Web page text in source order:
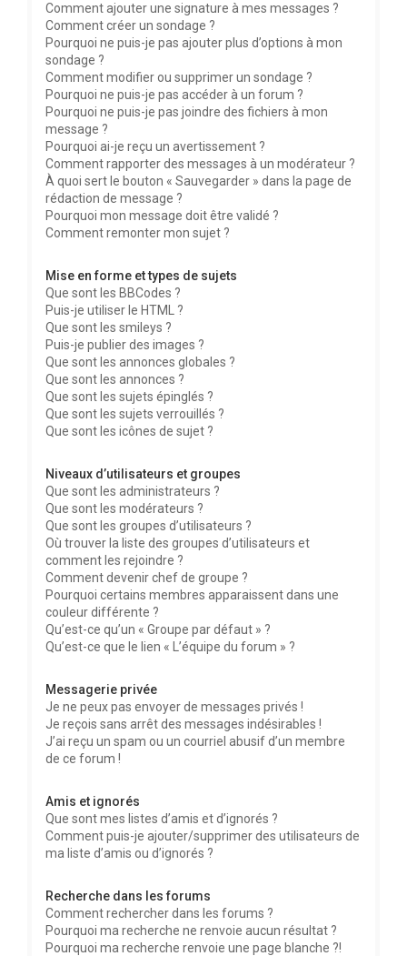
Comment ajouter une signature à mes messages ?
Comment créer un sondage ?
Pourquoi ne puis-je pas ajouter plus d’options à mon
sondage ?
Comment modifier ou supprimer un sondage ?
Pourquoi ne puis-je pas accéder à un forum ?
Pourquoi ne puis-je pas joindre des fichiers à mon
message ?
Pourquoi ai-je reçu un avertissement ?
Comment rapporter des messages à un modérateur ?
À quoi sert le bouton « Sauvegarder » dans la page de
rédaction de message ?
Pourquoi mon message doit être validé ?
Comment remonter mon sujet ?
Mise en forme et types de sujets
Que sont les BBCodes ?
Puis-je utiliser le HTML ?
Que sont les smileys ?
Puis-je publier des images ?
Que sont les annonces globales ?
Que sont les annonces ?
Que sont les sujets épinglés ?
Que sont les sujets verrouillés ?
Que sont les icônes de sujet ?
Niveaux d’utilisateurs et groupes
Que sont les administrateurs ?
Que sont les modérateurs ?
Que sont les groupes d’utilisateurs ?
Où trouver la liste des groupes d’utilisateurs et
comment les rejoindre ?
Comment devenir chef de groupe ?
Pourquoi certains membres apparaissent dans une
couleur différente ?
Qu’est-ce qu’un « Groupe par défaut » ?
Qu’est-ce que le lien « L’équipe du forum » ?
Messagerie privée
Je ne peux pas envoyer de messages privés !
Je reçois sans arrêt des messages indésirables !
J’ai reçu un spam ou un courriel abusif d’un membre
de ce forum !
Amis et ignorés
Que sont mes listes d’amis et d’ignorés ?
Comment puis-je ajouter/supprimer des utilisateurs de
ma liste d’amis ou d’ignorés ?
Recherche dans les forums
Comment rechercher dans les forums ?
Pourquoi ma recherche ne renvoie aucun résultat ?
Pourquoi ma recherche renvoie une page blanche ?!